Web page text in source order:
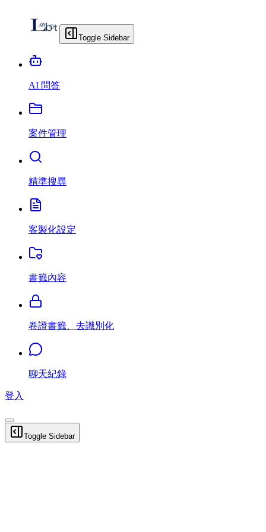
Toggle Sidebar
AI 問答
案件管理
精準搜尋
客製化設定
書籤內容
卷證書籤、去識別化
聊天紀錄
登入
Toggle Sidebar